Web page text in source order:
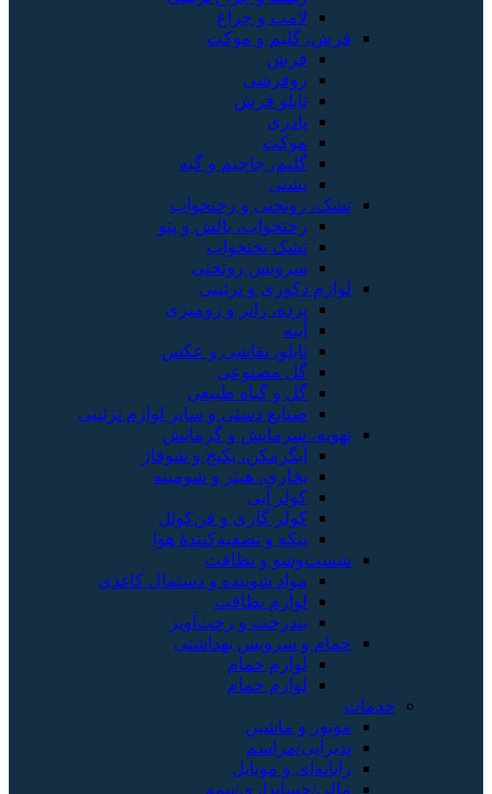
لامپ و چراغ
فرش، گلیم و موکت
فرش
روفرشی
تابلو فرش
پادری
موکت
گلیم، جاجیم و گبه
پشتی
تشک، روتختی و رختخواب
رختخواب، بالش و پتو
تشک تختخواب
سرویس روتختی
لوازم دکوری و تزئینی
پرده، رانر و رومیزی
آینه
تابلو، نقاشی و عکس
گل مصنوعی
گل و گیاه طبیعی
صنایع دستی و سایر لوازم تزئینی
تهویه، سرمایش و گرمایش
آبگرمکن، پکیج و شوفاژ
بخاری، هیتر و شومینه
کولر آبی
کولر گازی و فن‌کوئل
پنکه و تصفیه‌کنندهٔ هوا
شست‌وشو و نظافت
مواد شوینده و دستمال کاغذی
لوازم نظافت
بندرخت و رخت‌آویز
حمام و سرویس بهداشتی
لوازم حمام
لوازم حمام
خدمات
موتور و ماشین
پذیرایی/مراسم
رایانه‌ای و موبایل
مالی/حسابداری/بیمه